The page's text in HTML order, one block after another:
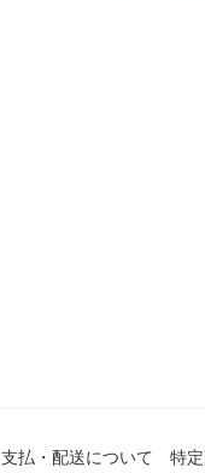
支払・配送について 特